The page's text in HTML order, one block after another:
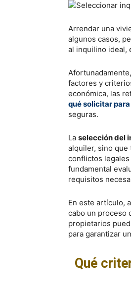
Arrendar una
algunos casos,
al inquilino ideal,
factores y
económica, las
qué solicitar
seguras.
La selección del
alquiler, sino que
conflictos
fundamental
requisitos
En este artículo,
cabo un proceso
propietarios
para garantizar
Qué